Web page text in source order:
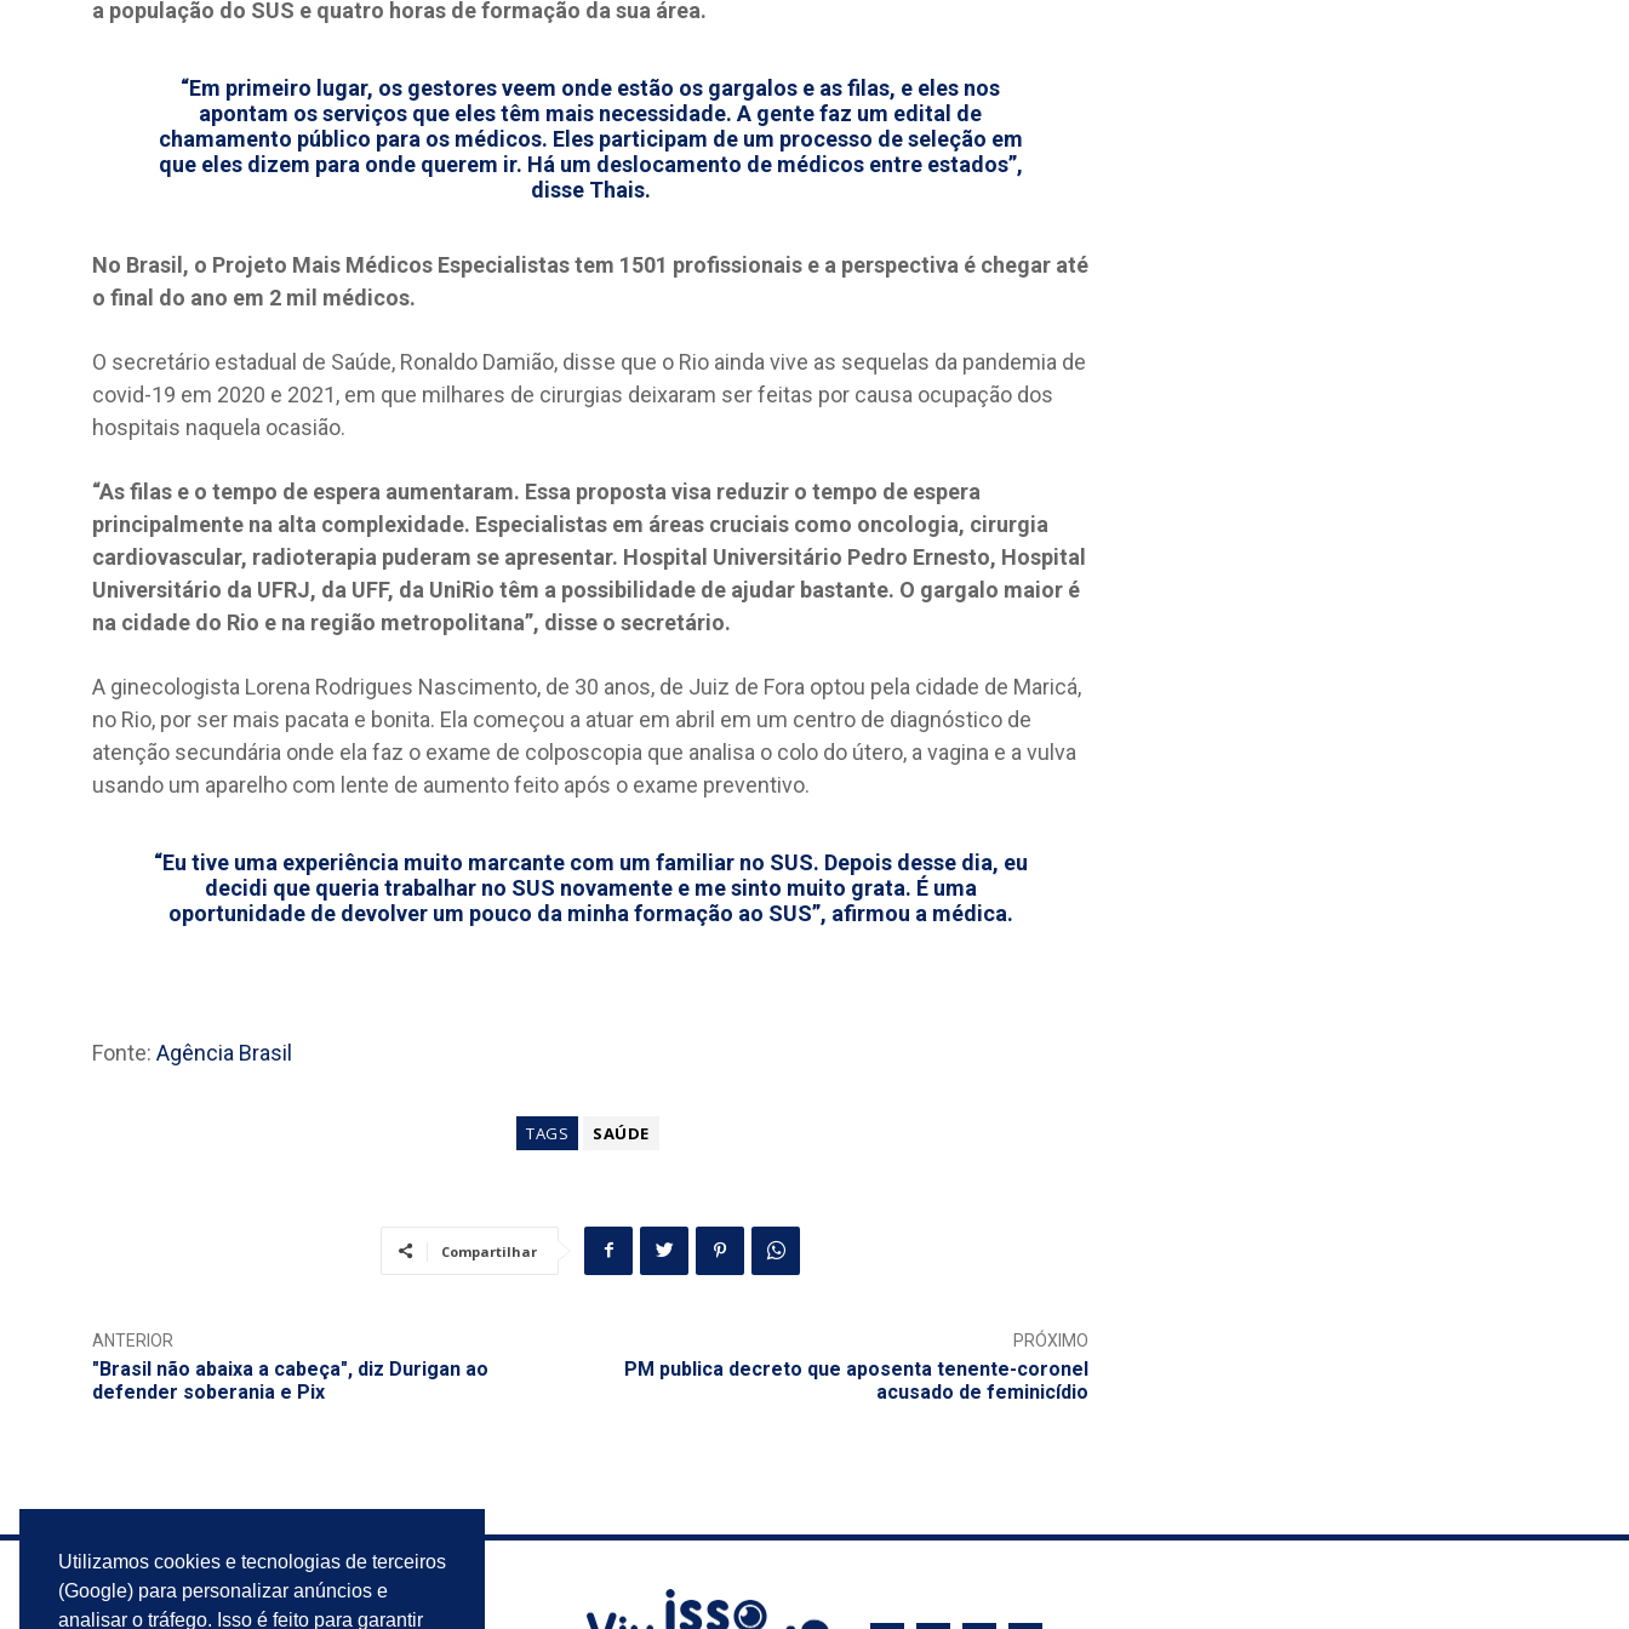
Utilizamos cookies e tecnologias de terceiros
(Google) para personalizar anúncios e
analisar o tráfego. Isso é feito para garantir
a população do SUS e quatro horas de formação da sua área.
“Em primeiro lugar, os gestores veem onde estão os gargalos e as filas, e eles nos
apontam os serviços que eles têm mais necessidade. A gente faz um edital de
chamamento público para os médicos. Eles participam de um processo de seleção em
que eles dizem para onde querem ir. Há um deslocamento de médicos entre estados”,
disse Thais.
No Brasil, o Projeto Mais Médicos Especialistas tem 1501 profissionais e a perspectiva é chegar até
o final do ano em 2 mil médicos.
O secretário estadual de Saúde, Ronaldo Damião, disse que o Rio ainda vive as sequelas da pandemia de
covid-19 em 2020 e 2021, em que milhares de cirurgias deixaram ser feitas por causa ocupação dos
hospitais naquela ocasião.
“As filas e o tempo de espera aumentaram. Essa proposta visa reduzir o tempo de espera
principalmente na alta complexidade. Especialistas em áreas cruciais como oncologia, cirurgia
cardiovascular, radioterapia puderam se apresentar. Hospital Universitário Pedro Ernesto, Hospital
Universitário da UFRJ, da UFF, da UniRio têm a possibilidade de ajudar bastante. O gargalo maior é
na cidade do Rio e na região metropolitana”, disse o secretário.
A ginecologista Lorena Rodrigues Nascimento, de 30 anos, de Juiz de Fora optou pela cidade de Maricá,
no Rio, por ser mais pacata e bonita. Ela começou a atuar em abril em um centro de diagnóstico de
atenção secundária onde ela faz o exame de colposcopia que analisa o colo do útero, a vagina e a vulva
usando um aparelho com lente de aumento feito após o exame preventivo.
“Eu tive uma experiência muito marcante com um familiar no SUS. Depois desse dia, eu
decidi que queria trabalhar no SUS novamente e me sinto muito grata. É uma
oportunidade de devolver um pouco da minha formação ao SUS”, afirmou a médica.
Fonte: Agência Brasil
TAGS SAÚDE
Compartilhar
ANTERIOR
"Brasil não abaixa a cabeça", diz Durigan ao
defender soberania e Pix
PRÓXIMO
PM publica decreto que aposenta tenente-coronel
acusado de feminicídio